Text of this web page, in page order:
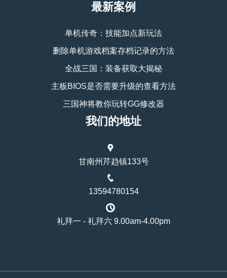
最新案例
单机传奇：技能加点新玩法
删除单机游戏档案存档记录的方法
全战三国：装备获取大揭秘
主板BIOS是否需要升级的查看方法
三国神将教你玩转GG修改器
我们的地址
甘南州芹趋镇133号
13594780154
礼拜一 - 礼拜六 9.00am-4.00pm